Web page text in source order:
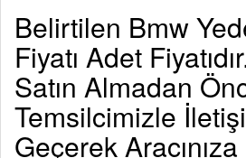
Belirtilen Bmw
Fiyatı Adet
Satın Almadan
Temsilcimizle
Geçerek Aracınıza